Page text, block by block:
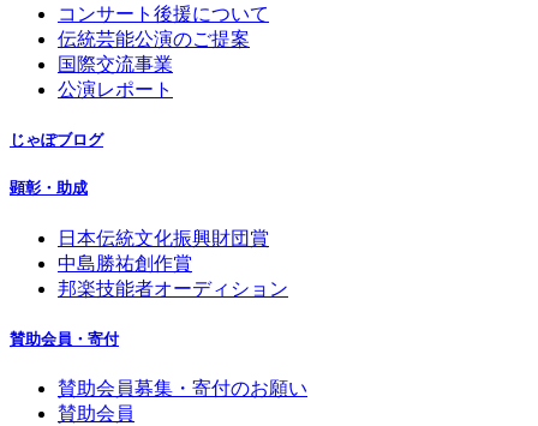
コンサート後援について
伝統芸能公演のご提案
国際交流事業
公演レポート
じゃぽブログ
顕彰・助成
日本伝統文化振興財団賞
中島勝祐創作賞
邦楽技能者オーディション
賛助会員・寄付
賛助会員募集・寄付のお願い
賛助会員